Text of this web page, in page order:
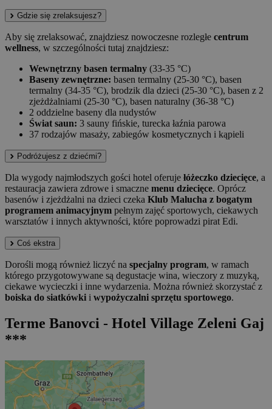
Gdzie się zrelaksujesz?
Aby się zrelaksować, znajdziesz nowoczesne rozległe centrum
wellness, w szczególności tutaj znajdziesz:
Wewnętrzny basen termalny (33-35 °C)
Baseny zewnętrzne: basen termalny (25-30 °C), basen
termalny (34-35 °C), brodzik dla dzieci (25-30 °C), basen z 2
zjeżdżalniami (25-30 °C), basen naturalny (36-38 °C)
2 oddzielne baseny dla nudystów
Świat saun: 3 sauny fińskie, turecka łaźnia parowa
37 rodzajów masaży, zabiegów kosmetycznych i kąpieli
Podróżujesz z dziećmi?
Dla wygody najmłodszych gości hotel oferuje łóżeczko dziecięce, a
restauracja zawiera zdrowe i smaczne menu dziecięce. Oprócz
basenów i zjeżdżalni na dzieci czeka Klub Malucha z bogatym
programem animacyjnym pełnym zajęć sportowych, ciekawych
warsztatów i innych aktywności, które poprowadzi pirat Edi.
Coś ekstra
Dorośli mogą również liczyć na specjalny program, w ramach
którego przygotowywane są degustacje wina, wieczory z muzyką,
ciekawe wycieczki i inne wydarzenia. Można również skorzystać z
boiska do siatkówki i wypożyczalni sprzętu sportowego.
Terme Banovci - Hotel Village Zeleni Gaj
***